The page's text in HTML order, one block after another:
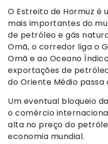
O Estreito de Hormuz é
mais importantes do
de petróleo e gás
Omã, o corredor liga o
Omã e ao Oceano
exportações de
do Oriente Médio
Um eventual bloqueio
o comércio
alta no preço do
economia mundial.